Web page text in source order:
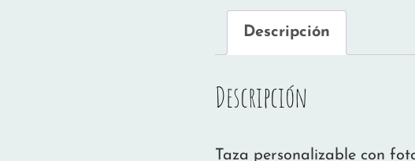
Descripción
Descripción
Taza personalizable con